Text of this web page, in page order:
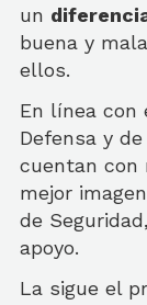
un
buena y
ellos.
En línea con
Defensa y
cuentan con
mejor
de
apoyo.
La sigue el